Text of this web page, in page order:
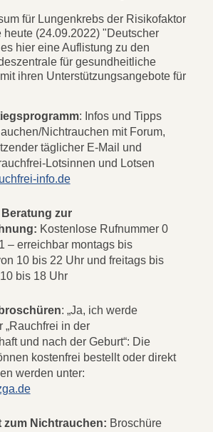
für Lungenkrebs der Risikofaktor
heute (24.09.2022) "Deutscher
hier eine Auflistung zu den
für gesundheitliche
ihren Unterstützungsangebote für
: Infos und Tipps
Nichtrauchen mit Forum,
täglicher E-Mail und
Lotsinnen und Lotsen
info.de
zur
Kostenlose Rufnummer 0
– erreichbar montags bis
10 bis 22 Uhr und freitags bis
bis 18 Uhr
: „Ja, ich werde
„Rauchfrei in der
und nach der Geburt“: Die
kostenfrei bestellt oder direkt
werden unter:
zum Nichtrauchen: Broschüre